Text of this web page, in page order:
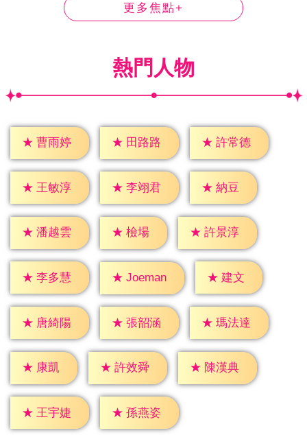
更多焦點+
熱門人物
★ 曹雨婷 ★ 田路路 ★ 許常德
★ 王敏淳 ★ 李翊君 ★ 納豆
★ 潘越雲 ★ 檢場 ★ 許景淳
★ 李多慧 ★ Joeman ★ 建文
★ 唐綺陽 ★ 張韶涵 ★ 瑪法達
★ 康凱 ★ 許效舜 ★ 陳漢典
★ 王宇婕 ★ 孫燕姿